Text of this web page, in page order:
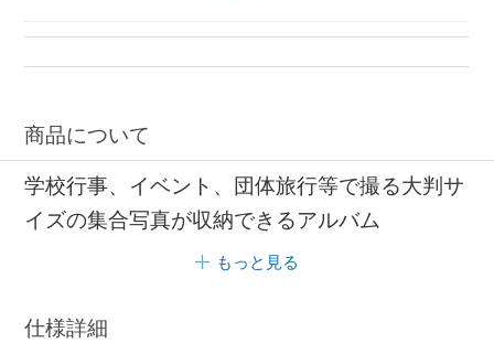
商品について
学校行事、イベント、団体旅行等で撮る大判サ
イズの集合写真が収納できるアルバム
もっと見る
仕様詳細